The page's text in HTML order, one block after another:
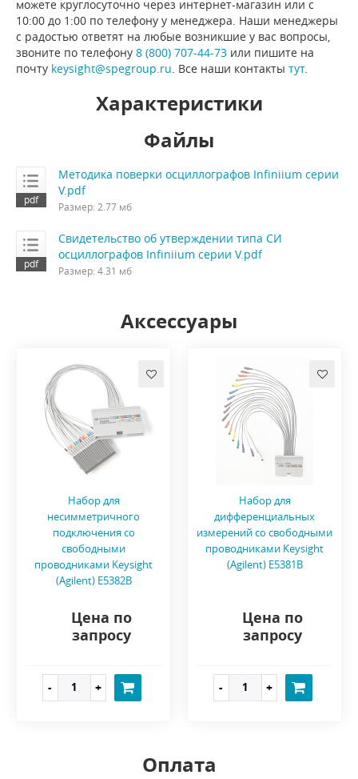
можете круглосуточно через интернет-магазин или с
10:00 до 1:00 по телефону у менеджера. Наши менеджеры
с радостью ответят на любые возникшие у вас вопросы,
звоните по телефону 8 (800) 707-44-73 или пишите на
почту keysight@spegroup.ru . Все наши контакты тут.
Характеристики
Файлы
Методика поверки осциллографов Infiniium серии
V.pdf
Размер: 2.77 мб
Свидетельство об утверждении типа СИ
осциллографов Infiniium серии V.pdf
Размер: 4.31 мб
Аксессуары
Набор для
несимметричного
подключения со
свободными
проводниками Keysight
(Agilent) E5382B
Цена по
запросу
Набор для
дифференциальных
измерений со свободными
проводниками Keysight
(Agilent) E5381B
Цена по
запросу
Оплата